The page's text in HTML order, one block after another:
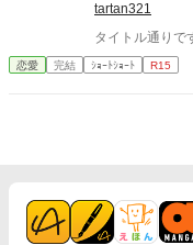
て決められた婚
愛”の相手を見つ
が現れる。 実は、王女は襲撃の日、こっそり逃がされていて実は
tartan321
タイトル通りで
恋愛 完結 ｼｮｰﾄｼｮｰﾄ R15